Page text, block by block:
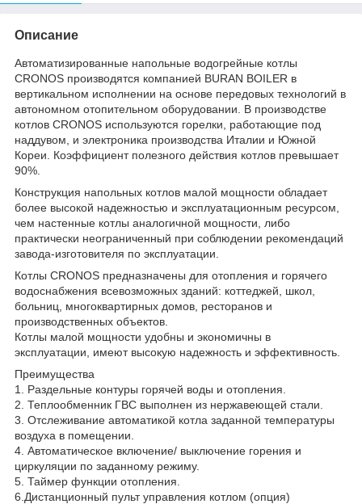
Описание
Автоматизированные напольные водогрейные котлы
CRONOS производятся компанией BURAN BOILER в
вертикальном исполнении на основе передовых технологий в
автономном отопительном оборудовании. В производстве
котлов CRONOS используются горелки, работающие под
наддувом, и электроника производства Италии и Южной
Кореи. Коэффициент полезного действия котлов превышает
90%.
Конструкция напольных котлов малой мощности обладает
более высокой надежностью и эксплуатационным ресурсом,
чем настенные котлы аналогичной мощности, либо
практически неограниченный при соблюдении рекомендаций
завода-изготовителя по эксплуатации.
Котлы CRONOS предназначены для отопления и горячего
водоснабжения всевозможных зданий: коттеджей, школ,
больниц, многоквартирных домов, ресторанов и
производственных объектов.
Котлы малой мощности удобны и экономичны в
эксплуатации, имеют высокую надежность и эффективность.
Преимущества
1. Раздельные контуры горячей воды и отопления.
2. Теплообменник ГВС выполнен из нержавеющей стали.
3. Отслеживание автоматикой котла заданной температуры
воздуха в помещении.
4. Автоматическое включение/ выключение горения и
циркуляции по заданному режиму.
5. Таймер функции отопления.
6.Дистанционный пульт управления котлом (опция)